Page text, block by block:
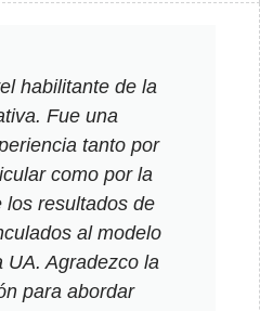
habilitante de la
Fue una
tanto por
como por la
los resultados de
al modelo
UA. Agradezco la
para abordar